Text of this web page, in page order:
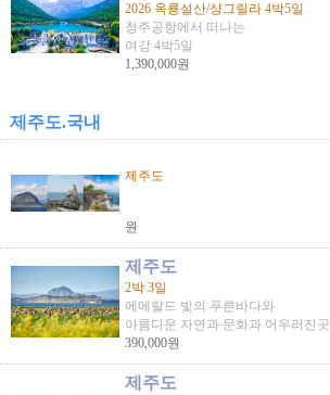
2026 옥룡설산/샹그릴라 4박5일
청주공항에서 떠나는
여강 4박5일
1,390,000원
제주도.국내
제주도
원
제주도
2박 3일
에메랄드 빛의 푸른바다와
아름다운 자연과 문화과 어우러진곳
390,000원
제주도